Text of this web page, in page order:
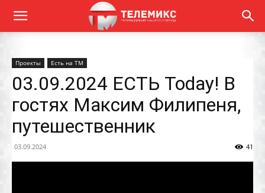
Проекты Есть на ТМ
03.09.2024 ЕСТЬ Today! В
гостях Максим Филипеня,
путешественник
03.09.2024 41